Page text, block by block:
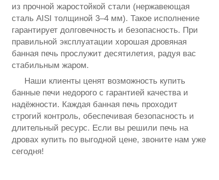
из прочной жаростойкой стали (нержавеющая
сталь AISI толщиной 3–4 мм). Такое исполнение
гарантирует долговечность и безопасность. При
правильной эксплуатации хорошая дровяная
банная печь прослужит десятилетия, радуя вас
стабильным жаром.
Наши клиенты ценят возможность купить
банные печи недорого с гарантией качества и
надёжности. Каждая банная печь проходит
строгий контроль, обеспечивая безопасность и
длительный ресурс. Если вы решили печь на
дровах купить по выгодной цене, звоните нам уже
сегодня!